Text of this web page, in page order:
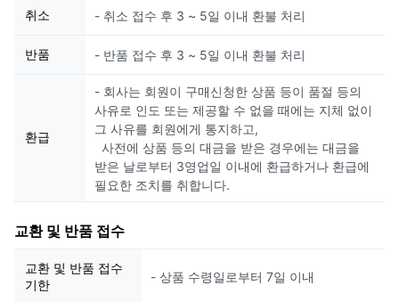
취소 - 취소 접수 후 3 ~ 5일 이내 환불 처리
반품 - 반품 접수 후 3 ~ 5일 이내 환불 처리
환급
- 회사는 회원이 구매신청한 상품 등이 품절 등의
사유로 인도 또는 제공할 수 없을 때에는 지체 없이
그 사유를 회원에게 통지하고,
사전에 상품 등의 대금을 받은 경우에는 대금을
받은 날로부터 3영업일 이내에 환급하거나 환급에
필요한 조치를 취합니다.
교환 및 반품 접수
교환 및 반품 접수
기한
- 상품 수령일로부터 7일 이내